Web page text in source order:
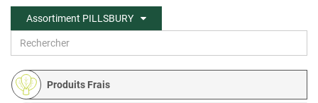
Produits Frais
Assortiment PILLSBURY